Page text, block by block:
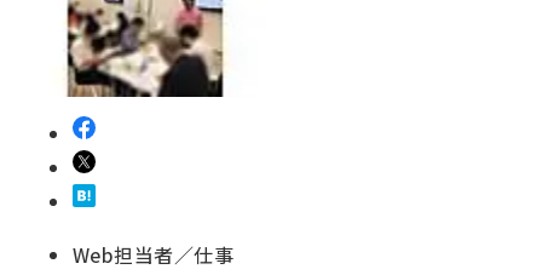
Web担当者／仕事